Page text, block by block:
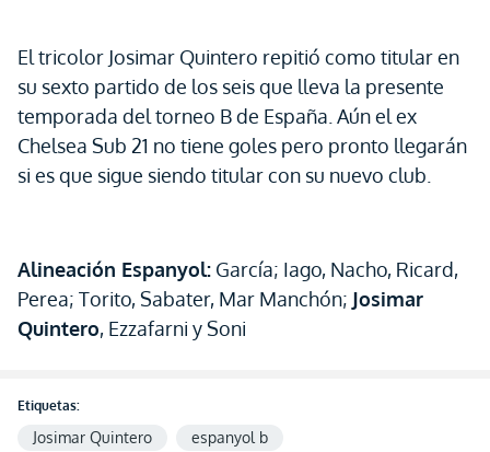
El tricolor Josimar Quintero repitió como titular en
su sexto partido de los seis que lleva la presente
temporada del torneo B de España. Aún el ex
Chelsea Sub 21 no tiene goles pero pronto llegarán
si es que sigue siendo titular con su nuevo club.
Alineación Espanyol: García; Iago, Nacho, Ricard,
Perea; Torito, Sabater, Mar Manchón; Josimar
Quintero, Ezzafarni y Soni
Etiquetas:
Josimar Quintero
espanyol b